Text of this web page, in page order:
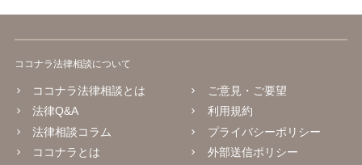
ココナラ法律相談について
ココナラ法律相談とは
法律Q&A
法律相談コラム
ココナラとは
ご意見・ご要望
利用規約
プライバシーポリシー
外部送信ポリシー